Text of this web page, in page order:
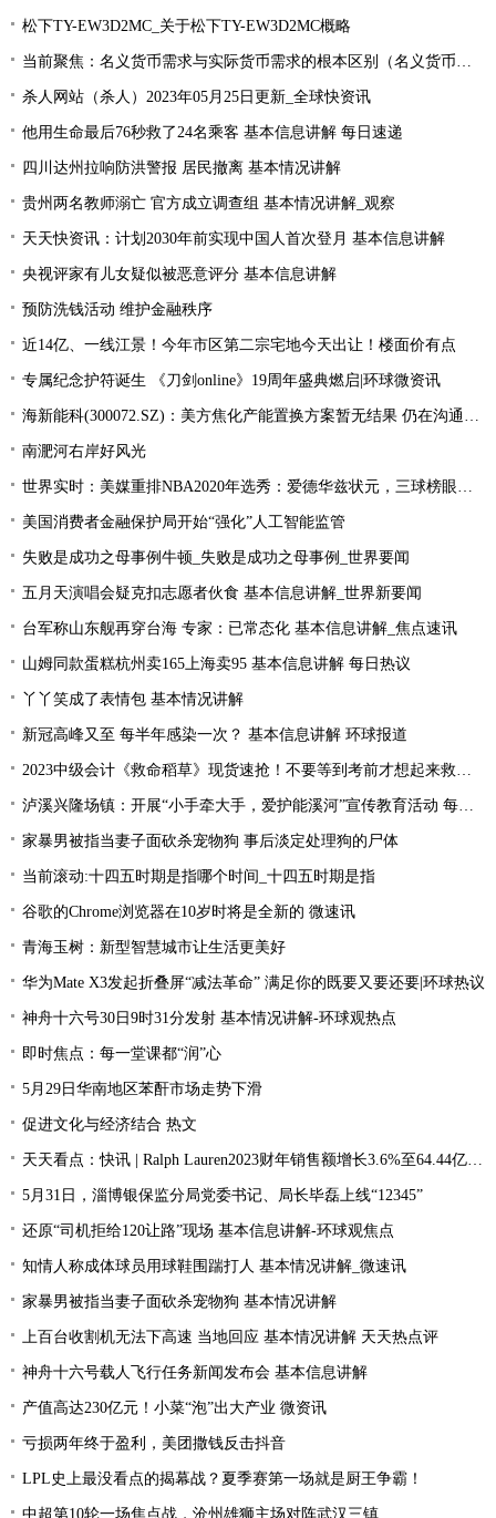
松下TY-EW3D2MC_关于松下TY-EW3D2MC概略
当前聚焦：名义货币需求与实际货币需求的根本区别（名义货币需求与实际货币需求）
杀人网站（杀人）2023年05月25日更新_全球快资讯
他用生命最后76秒救了24名乘客 基本信息讲解 每日速递
四川达州拉响防洪警报 居民撤离 基本情况讲解
贵州两名教师溺亡 官方成立调查组 基本情况讲解_观察
天天快资讯：计划2030年前实现中国人首次登月 基本信息讲解
央视评家有儿女疑似被恶意评分 基本信息讲解
预防洗钱活动 维护金融秩序
近14亿、一线江景！今年市区第二宗宅地今天出让！楼面价有点
专属纪念护符诞生 《刀剑online》19周年盛典燃启|环球微资讯
海新能科(300072.SZ)：美方焦化产能置换方案暂无结果 仍在沟通过程中|环球观点
南淝河右岸好风光
世界实时：美媒重排NBA2020年选秀：爱德华兹状元，三球榜眼，哈里伯顿探花
美国消费者金融保护局开始“强化”人工智能监管
失败是成功之母事例牛顿_失败是成功之母事例_世界要闻
五月天演唱会疑克扣志愿者伙食 基本信息讲解_世界新要闻
台军称山东舰再穿台海 专家：已常态化 基本信息讲解_焦点速讯
山姆同款蛋糕杭州卖165上海卖95 基本信息讲解 每日热议
丫丫笑成了表情包 基本情况讲解
新冠高峰又至 每半年感染一次？ 基本信息讲解 环球报道
2023中级会计《救命稻草》现货速抢！不要等到考前才想起来救命稻草！
泸溪兴隆场镇：开展“小手牵大手，爱护能溪河”宣传教育活动 每日速读
家暴男被指当妻子面砍杀宠物狗 事后淡定处理狗的尸体
当前滚动:十四五时期是指哪个时间_十四五时期是指
谷歌的Chrome浏览器在10岁时将是全新的 微速讯
青海玉树：新型智慧城市让生活更美好
华为Mate X3发起折叠屏“减法革命” 满足你的既要又要还要|环球热议
神舟十六号30日9时31分发射 基本情况讲解-环球观热点
即时焦点：每一堂课都“润”心
5月29日华南地区苯酐市场走势下滑
促进文化与经济结合 热文
天天看点：快讯 | Ralph Lauren2023财年销售额增长3.6%至64.44亿美元
5月31日，淄博银保监分局党委书记、局长毕磊上线“12345”
还原“司机拒给120让路”现场 基本信息讲解-环球观焦点
知情人称成体球员用球鞋围踹打人 基本情况讲解_微速讯
家暴男被指当妻子面砍杀宠物狗 基本情况讲解
上百台收割机无法下高速 当地回应 基本情况讲解 天天热点评
神舟十六号载人飞行任务新闻发布会 基本信息讲解
产值高达230亿元！小菜“泡”出大产业 微资讯
亏损两年终于盈利，美团撒钱反击抖音
LPL史上最没看点的揭幕战？夏季赛第一场就是厨王争霸！
中超第10轮一场焦点战，沧州雄狮主场对阵武汉三镇